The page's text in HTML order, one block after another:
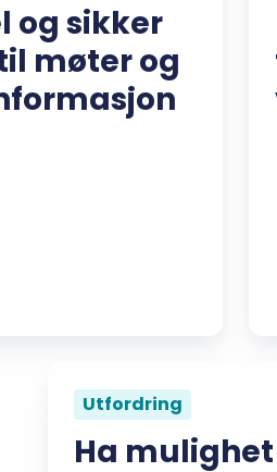
og sikker
møter og
Utfordring
Ha